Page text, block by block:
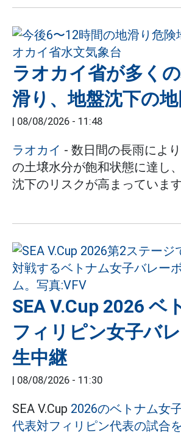
ラオカイ省が多く
滑り、地盤沈下の
| 08/08/2026 - 11:48
ラオカイ - 数日間の長雨によ
の土壌水分が飽和状態に達し
沈下のリスクが高まっています
SEA V.Cup 2026 ベ
フィリピン女子バ
生中継
| 08/08/2026 - 11:30
SEA V.Cup 2026のベトナム女
代表対フィリピン代表の試合